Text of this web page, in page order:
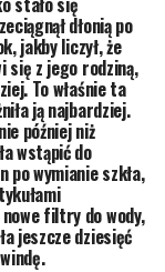
dłonią po
jakby liczył, że
się z jego rodziną,
To właśnie ta
ją najbardziej.
później niż
wstąpić do
po wymianie szkła,
filtry do wody,
jeszcze dziesięć